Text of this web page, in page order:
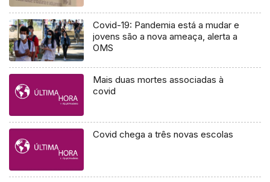
Covid-19: Pandemia está a mudar e
jovens são a nova ameaça, alerta a
OMS
Mais duas mortes associadas à
covid
Covid chega a três novas escolas